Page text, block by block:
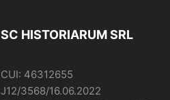
SC HISTORIARUM SRL
CUI: 46312655
J12/3568/16.06.2022